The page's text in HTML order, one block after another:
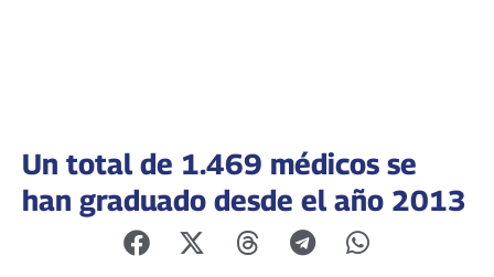
Un total de 1.469 médicos se
han graduado desde el año 2013